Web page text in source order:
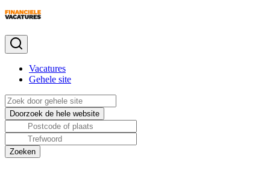
Vacatures
Gehele site